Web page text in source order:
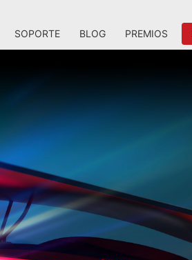
SOPORTE BLOG PREMIOS